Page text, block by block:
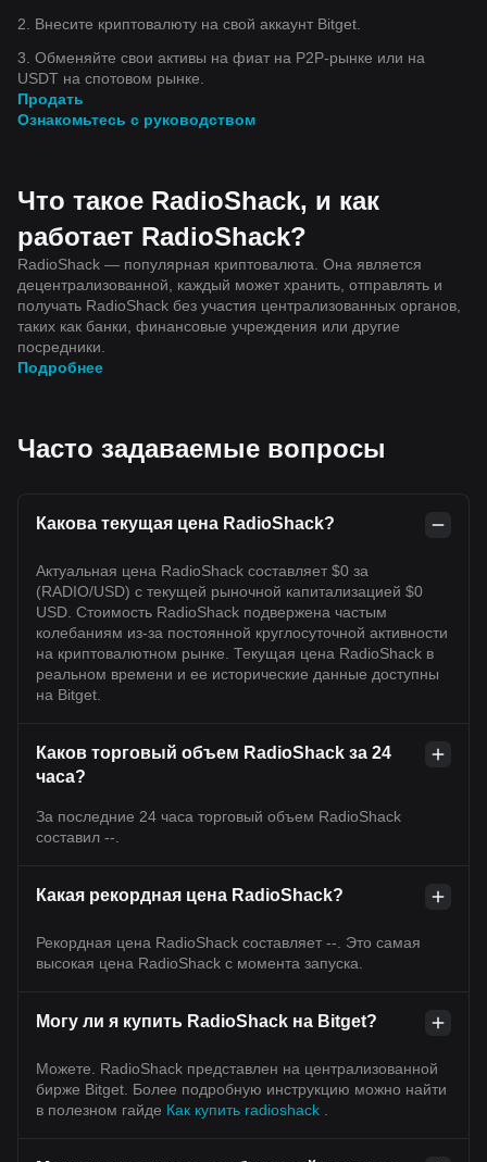
2. Внесите криптовалюту на свой аккаунт Bitget.
3. Обменяйте свои активы на фиат на P2P-рынке или на
USDT на спотовом рынке.
Продать
Ознакомьтесь с руководством
Что такое RadioShack, и как
работает RadioShack?
RadioShack — популярная криптовалюта. Она является
децентрализованной, каждый может хранить, отправлять и
получать RadioShack без участия централизованных органов,
таких как банки, финансовые учреждения или другие
посредники.
Подробнее
Часто задаваемые вопросы
Какова текущая цена RadioShack?
Актуальная цена RadioShack составляет $0 за
(RADIO/USD) с текущей рыночной капитализацией $0
USD. Стоимость RadioShack подвержена частым
колебаниям из-за постоянной круглосуточной активности
на криптовалютном рынке. Текущая цена RadioShack в
реальном времени и ее исторические данные доступны
на Bitget.
Каков торговый объем RadioShack за 24
часа?
За последние 24 часа торговый объем RadioShack
составил --.
Какая рекордная цена RadioShack?
Рекордная цена RadioShack составляет --. Это самая
высокая цена RadioShack с момента запуска.
Могу ли я купить RadioShack на Bitget?
Можете. RadioShack представлен на централизованной
бирже Bitget. Более подробную инструкцию можно найти
в полезном гайде Как купить radioshack